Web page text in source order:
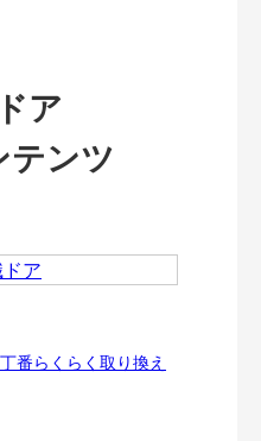
ア
テンツ